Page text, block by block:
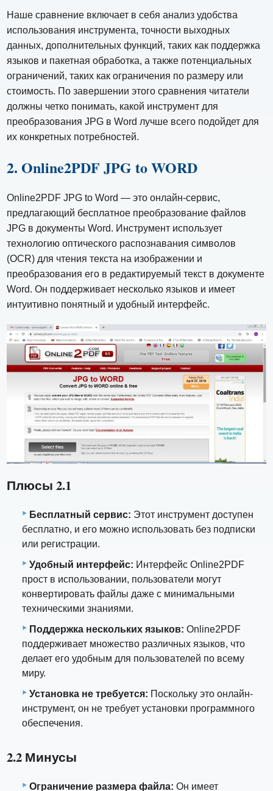
Наше сравнение включает в себя анализ удобства
использования инструмента, точности выходных
данных, дополнительных функций, таких как поддержка
языков и пакетная обработка, а также потенциальных
ограничений, таких как ограничения по размеру или
стоимость. По завершении этого сравнения читатели
должны четко понимать, какой инструмент для
преобразования JPG в Word лучше всего подойдет для
их конкретных потребностей.
2. Online2PDF JPG to WORD
Online2PDF JPG to Word — это онлайн-сервис,
предлагающий бесплатное преобразование файлов
JPG в документы Word. Инструмент использует
технологию оптического распознавания символов
(OCR) для чтения текста на изображении и
преобразования его в редактируемый текст в документе
Word. Он поддерживает несколько языков и имеет
интуитивно понятный и удобный интерфейс.
Плюсы 2.1
Бесплатный сервис: Этот инструмент доступен
бесплатно, и его можно использовать без подписки
или регистрации.
Удобный интерфейс: Интерфейс Online2PDF
прост в использовании, пользователи могут
конвертировать файлы даже с минимальными
техническими знаниями.
Поддержка нескольких языков: Online2PDF
поддерживает множество различных языков, что
делает его удобным для пользователей по всему
миру.
Установка не требуется: Поскольку это онлайн-
инструмент, он не требует установки программного
обеспечения.
2.2 Минусы
Ограничение размера файла: Он имеет